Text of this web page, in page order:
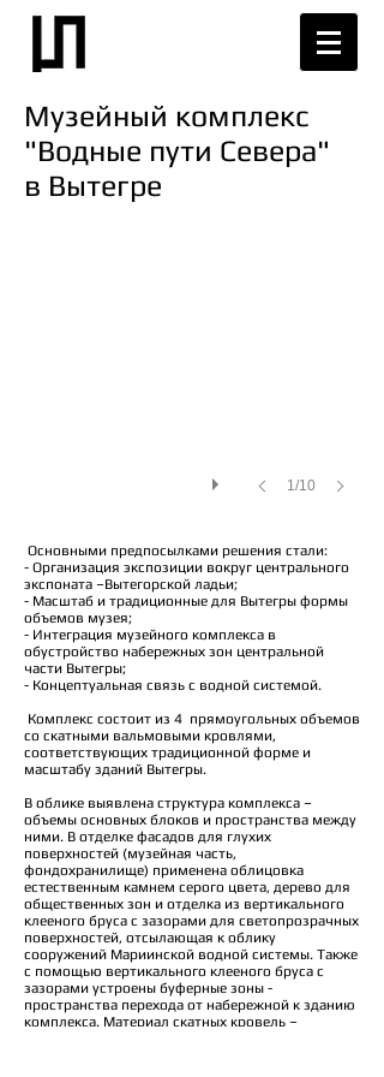
Музейный комплекс
"Водные пути Севера"
в Вытегре
1/10
Основными предпосылками решения стали:
- Организация экспозиции вокруг центрального
экспоната –Вытегорской ладьи;
- Масштаб и традиционные для Вытегры формы
объемов музея;
- Интеграция музейного комплекса в
обустройство набережных зон центральной
части Вытегры;
- Концептуальная связь с водной системой.
Комплекс состоит из 4 прямоугольных объемов
со скатными вальмовыми кровлями,
соответствующих традиционной форме и
масштабу зданий Вытегры.
В облике выявлена структура комплекса –
объемы основных блоков и пространства между
ними. В отделке фасадов для глухих
поверхностей (музейная часть,
фондохранилище) применена облицовка
естественным камнем серого цвета, дерево для
общественных зон и отделка из вертикального
клееного бруса с зазорами для светопрозрачных
поверхностей, отсылающая к облику
сооружений Мариинской водной системы. Также
с помощью вертикального клееного бруса с
зазорами устроены буферные зоны -
пространства перехода от набережной к зданию
комплекса. Материал скатных кровель –